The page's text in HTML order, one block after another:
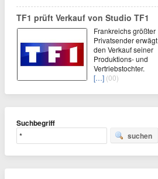
TF1 prüft Verkauf von Studio TF1
Frankreichs größter
Privatsender erwägt
den Verkauf seiner
Produktions- und
Vertriebstochter.
[…] (00)
Suchbegriff
suchen